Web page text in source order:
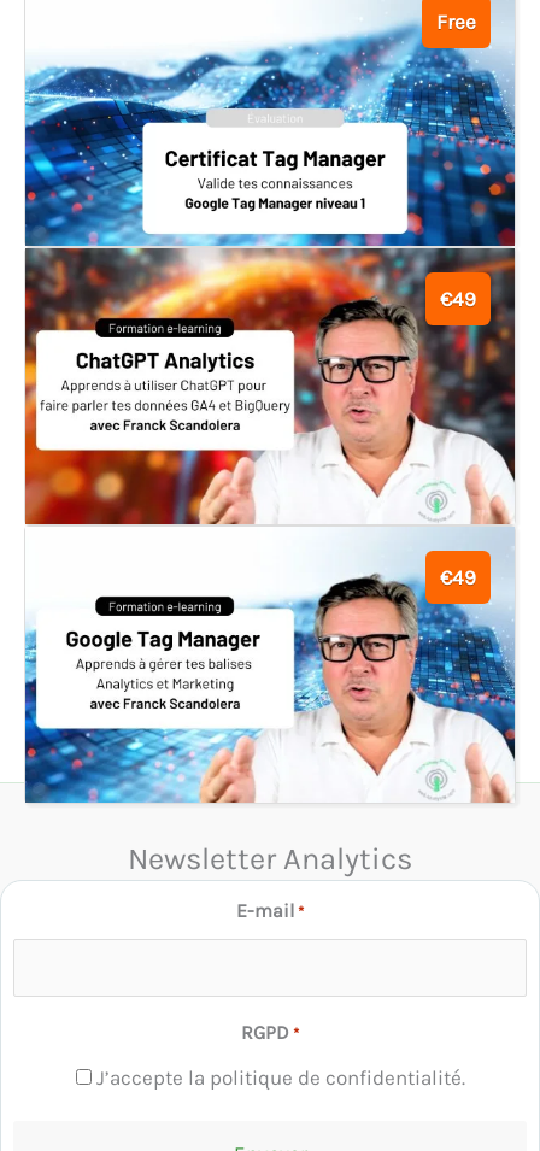
Free
€49
€49
Newsletter Analytics
E-mail *
RGPD *
J’accepte la politique de confidentialité.